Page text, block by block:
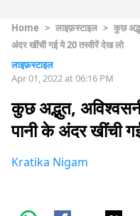
Home > लाइफ़स्टाइल > कुछ
अंदर खींची गई ये 20 तस्वीरें देख लो
लाइफ़स्टाइल
Apr 01, 2022 at 06:16 PM
कुछ अद्भुत,
पानी के अंदर खींची
Kratika Nigam